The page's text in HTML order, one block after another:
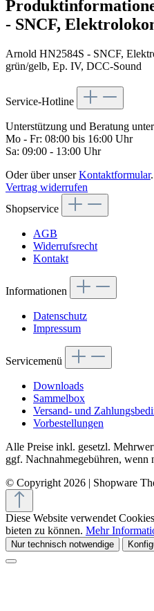
- SNCF,
Arnold HN2584S - SNCF,
grün/gelb, Ep. IV, DCC-Sound
Service-Hotline
Unterstützung und Beratung
Mo - Fr: 08:00 bis 16:00 Uhr
Sa: 09:00 - 13:00 Uhr
Oder über unserKontaktformular.
Vertrag widerrufen
Shopservice
AGB
Widerrufsrecht
Kontakt
Informationen
Datenschutz
Impressum
Servicemenü
Downloads
Sammelbox
Versand- und
Vorbestellungen
Alle Preise inkl. gesetzl.
ggf. Nachnahmegebühren, wenn
© Copyright 2026 | Shopware
Diese Website verwendet
bieten zu können. Mehr
Nur technisch notwendige